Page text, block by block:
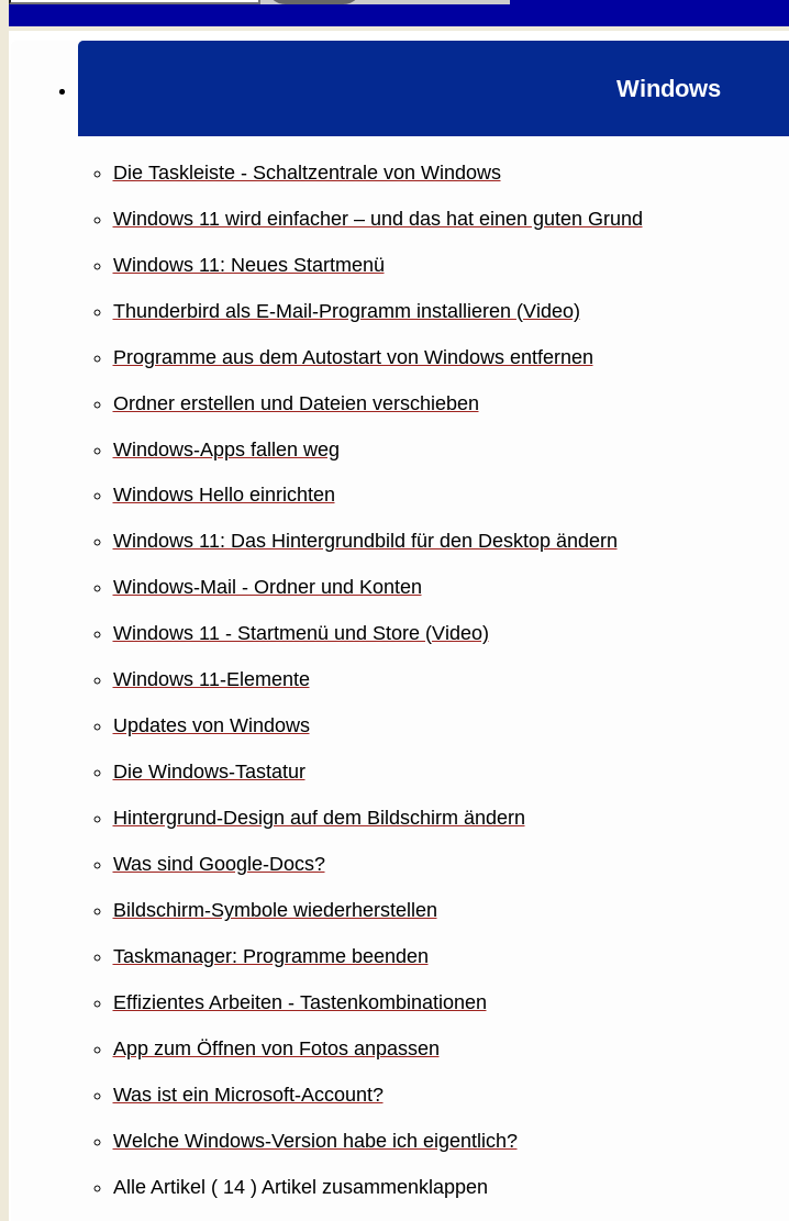
Windows
Die Taskleiste - Schaltzentrale von Windows
Windows 11 wird einfacher – und das hat einen guten Grund
Windows 11: Neues Startmenü
Thunderbird als E-Mail-Programm installieren (Video)
Programme aus dem Autostart von Windows entfernen
Ordner erstellen und Dateien verschieben
Windows-Apps fallen weg
Windows Hello einrichten
Windows 11: Das Hintergrundbild für den Desktop ändern
Windows-Mail - Ordner und Konten
Windows 11 - Startmenü und Store (Video)
Windows 11-Elemente
Updates von Windows
Die Windows-Tastatur
Hintergrund-Design auf dem Bildschirm ändern
Was sind Google-Docs?
Bildschirm-Symbole wiederherstellen
Taskmanager: Programme beenden
Effizientes Arbeiten - Tastenkombinationen
App zum Öffnen von Fotos anpassen
Was ist ein Microsoft-Account?
Welche Windows-Version habe ich eigentlich?
Alle Artikel ( 14 ) Artikel zusammenklappen